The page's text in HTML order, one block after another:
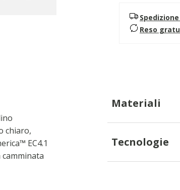
Reso
chiaro,
EC4.1
Materiali
Tecnologie